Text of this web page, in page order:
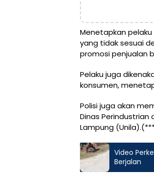
Menetapkan
yang tidak sesuai
promosi penjualan
Pelaku juga
konsumen,
Polisi juga akan
Dinas Perindustrian
Lampung
Video
Berjalan